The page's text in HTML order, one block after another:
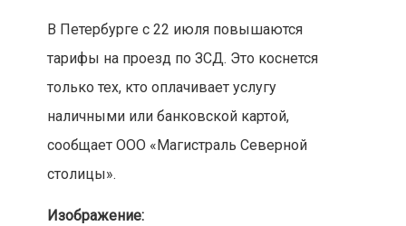
В Петербурге с 22 июля повышаются
тарифы на проезд по ЗСД. Это коснется
только тех, кто оплачивает услугу
наличными или банковской картой,
сообщает ООО «Магистраль Северной
столицы».
Изображение: